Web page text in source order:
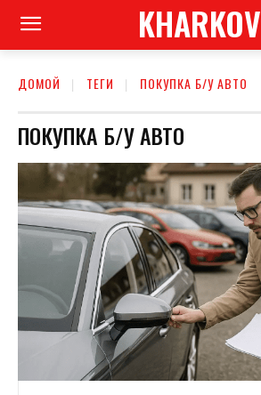
KHARKOV
ДОМОЙ ТЕГИ ПОКУПКА Б/У АВТО
ПОКУПКА Б/У АВТО